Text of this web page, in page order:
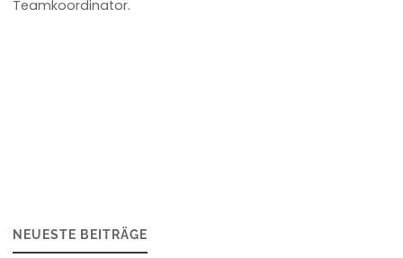
Teamkoordinator.
NEUESTE BEITRÄGE